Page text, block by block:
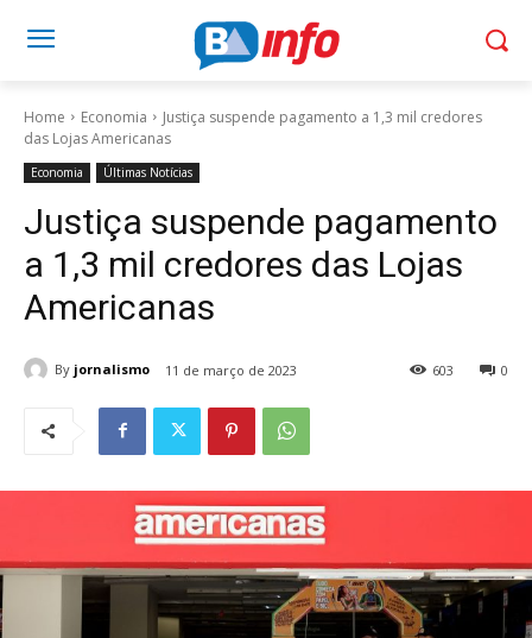
Home Economia
Justiça suspende pagamento a 1,3 mil credores
das Lojas Americanas
Economia Últimas Notícias
Justiça suspende pagamento
a 1,3 mil credores das Lojas
Americanas
By jornalismo 11 de março de 2023 0
603